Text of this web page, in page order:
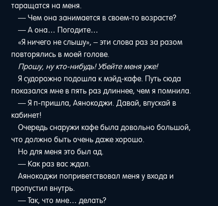
таращатся на меня.
— Чем она занимается в своем-то возрасте?
— А она… Погодите…
«Я ничего не слышу», – эти слова раз за разом
повторялись в моей голове.
Прошу, ну кто-нибудь! Убейте меня уже!
Я судорожно подошла к мэйд-кафе. Путь сюда
показался мне в пять раз длиннее, чем я помнила.
— Я п-пришла, Аянокоджи. Давай, впускай в
кабинет!
Очередь снаружи кафе была довольно большой,
что должно быть очень даже хорошо.
Но для меня это был ад.
— Как раз вас ждал.
Аянокоджи поприветствовал меня у входа и
пропустил внутрь.
— Так, что мне… делать?